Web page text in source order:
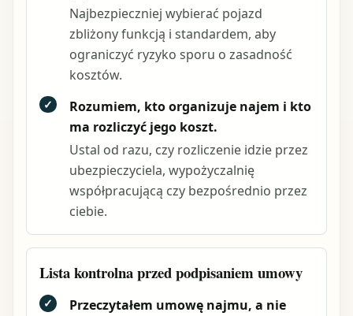
Najbezpieczniej wybierać pojazd
zbliżony funkcją i standardem, aby
ograniczyć ryzyko sporu o zasadność
kosztów.
✓
Rozumiem, kto organizuje najem i kto
ma rozliczyć jego koszt.
Ustal od razu, czy rozliczenie idzie przez
ubezpieczyciela, wypożyczalnię
współpracującą czy bezpośrednio przez
ciebie.
Lista kontrolna przed podpisaniem umowy
✓
Przeczytałem umowę najmu, a nie